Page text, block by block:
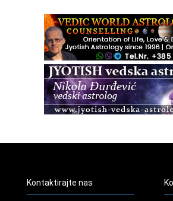
Zagreb+Online
Osnovni ThetaHealing® tečaj, Zagreb i
Access BARS®, otpusti stres
Access Energetski Facelift®
Tečaj Višeg Vodstva, razvijanja intuicije i
26.08.
Kontaktirajte nas